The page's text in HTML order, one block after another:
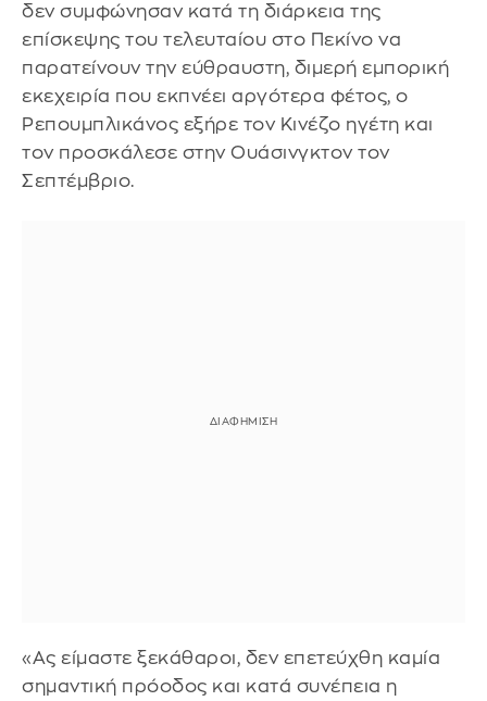
δεν συμφώνησαν κατά τη διάρκεια της
επίσκεψης του τελευταίου στο Πεκίνο να
παρατείνουν την εύθραυστη, διμερή εμπορική
εκεχειρία που εκπνέει αργότερα φέτος, ο
Ρεπουμπλικάνος εξήρε τον Κινέζο ηγέτη και
τον προσκάλεσε στην Ουάσινγκτον τον
Σεπτέμβριο.
«Ας είμαστε ξεκάθαροι, δεν επετεύχθη καμία
σημαντική πρόοδος και κατά συνέπεια η